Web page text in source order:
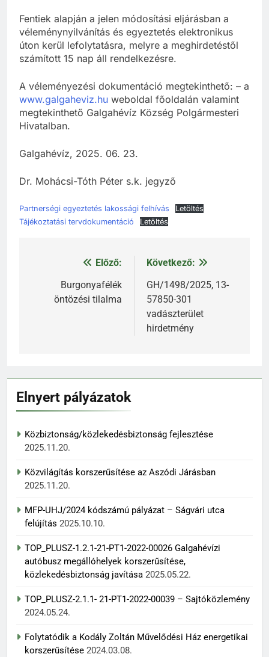
Fentiek alapján a jelen módosítási eljárásban a
véleménynyilvánítás és egyeztetés elektronikus
úton kerül lefolytatásra, melyre a meghirdetéstől
számított 15 nap áll rendelkezésre.
A véleményezési dokumentáció megtekinthető: – a
www.galgaheviz.hu weboldal főoldalán valamint
megtekinthető Galgahévíz Község Polgármesteri
Hivatalban.
Galgahévíz, 2025. 06. 23.
Dr. Mohácsi-Tóth Péter s.k. jegyző
Partnerségi egyeztetés lakossági felhívás
Letöltés
Tájékoztatási tervdokumentáció
Letöltés
Bejegyzés
navigáció
Előző:
Burgonyafélék
öntözési tilalma
Következő:
GH/1498/2025, 13-
57850-301
vadászterület
hirdetmény
Elnyert pályázatok
Közbiztonság/közlekedésbiztonság fejlesztése
2025.11.20.
Közvilágítás korszerűsítése az Aszódi Járásban
2025.11.20.
MFP-UHJ/2024 kódszámú pályázat – Ságvári utca
felújítás 2025.10.10.
TOP_PLUSZ-1.2.1-21-PT1-2022-00026 Galgahévízi
autóbusz megállóhelyek korszerűsítése,
közlekedésbiztonság javítása 2025.05.22.
TOP_PLUSZ-2.1.1- 21-PT1-2022-00039 – Sajtóközlemény
2024.05.24.
Folytatódik a Kodály Zoltán Művelődési Ház energetikai
korszerűsítése 2024.03.08.